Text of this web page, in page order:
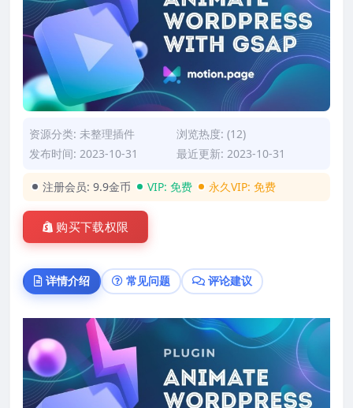
资源分类: 未整理插件
浏览热度: (12)
发布时间: 2023-10-31
最近更新: 2023-10-31
注册会员: 9.9金币 VIP: 免费 永久VIP: 免费
购买下载权限
详情介绍 常见问题 评论建议